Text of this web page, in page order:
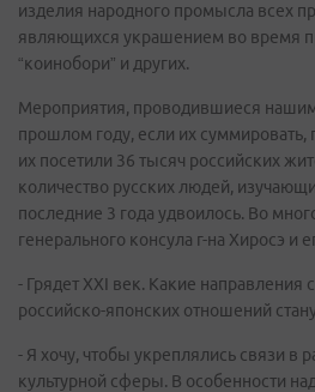
изделия народного промысла всех
являющихся украшением во время
“коинобори” и других.
Мероприятия, проводившиеся
прошлом году, если их суммировать,
их посетили 36 тысяч российских
количество русских людей,
последние 3 года удвоилось. Во
генерального консула г-на Хиросэ и
- Грядет XXI век. Какие направления
российско-японских отношений
- Я хочу, чтобы укреплялись связи в
культурной сферы. В особенности